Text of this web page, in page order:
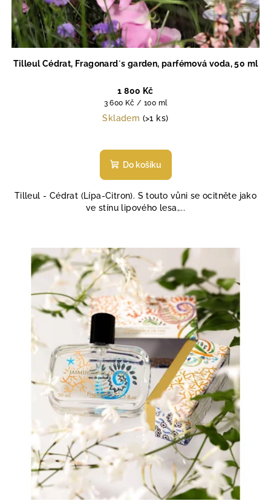
Tilleul Cédrat, Fragonard´s garden, parfémová voda, 50 ml
1 800 Kč
Měrná
cena:
3 600 Kč / 100 ml
Skladem (>1 ks)
hodnocení
produktu
z
5
Do košíku
Tilleul - Cédrat (Lípa-Citron). S touto vůni se ocitněte jako
ve stínu lipového lesa,...